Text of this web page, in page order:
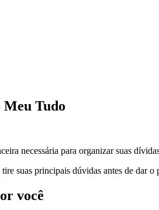
Tudo
necessária para organizar suas
suas principais dúvidas antes de dar o
você